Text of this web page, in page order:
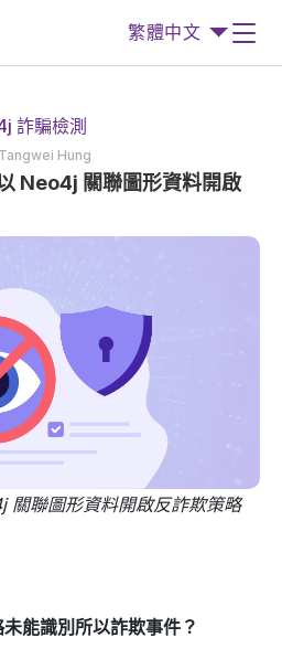
繁體中文
詐騙檢測
Hung
Neo4j 關聯圖形資料開啟
關聯圖形資料開啟反詐欺策略
能識別所以詐欺事件？